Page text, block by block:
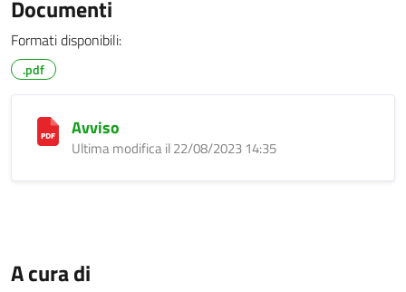
Documenti
Formati disponibili:
.pdf
Avviso
Ultima modifica il 22/08/2023 14:35
A cura di